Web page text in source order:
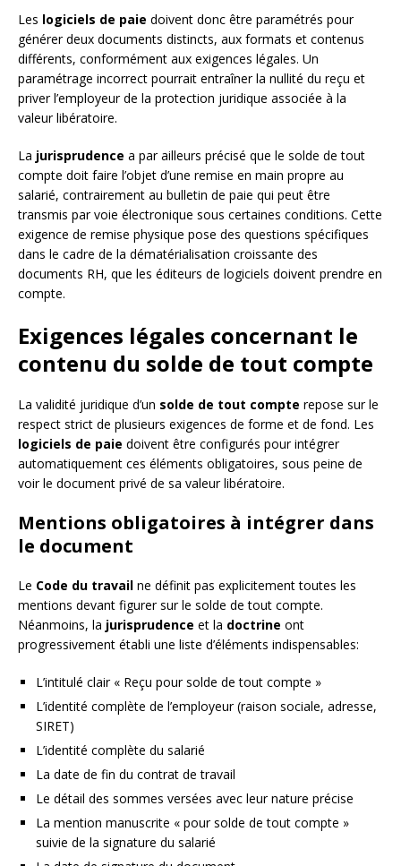
Les logiciels de paie doivent donc être paramétrés pour
générer deux documents distincts, aux formats et contenus
différents, conformément aux exigences légales. Un
paramétrage incorrect pourrait entraîner la nullité du reçu et
priver l’employeur de la protection juridique associée à la
valeur libératoire.
La jurisprudence a par ailleurs précisé que le solde de tout
compte doit faire l’objet d’une remise en main propre au
salarié, contrairement au bulletin de paie qui peut être
transmis par voie électronique sous certaines conditions. Cette
exigence de remise physique pose des questions spécifiques
dans le cadre de la dématérialisation croissante des
documents RH, que les éditeurs de logiciels doivent prendre en
compte.
Exigences légales concernant le
contenu du solde de tout compte
La validité juridique d’un solde de tout compte repose sur le
respect strict de plusieurs exigences de forme et de fond. Les
logiciels de paie doivent être configurés pour intégrer
automatiquement ces éléments obligatoires, sous peine de
voir le document privé de sa valeur libératoire.
Mentions obligatoires à intégrer dans
le document
Le Code du travail ne définit pas explicitement toutes les
mentions devant figurer sur le solde de tout compte.
Néanmoins, la jurisprudence et la doctrine ont
progressivement établi une liste d’éléments indispensables:
L’intitulé clair « Reçu pour solde de tout compte »
L’identité complète de l’employeur (raison sociale, adresse,
SIRET)
L’identité complète du salarié
La date de fin du contrat de travail
Le détail des sommes versées avec leur nature précise
La mention manuscrite « pour solde de tout compte »
suivie de la signature du salarié